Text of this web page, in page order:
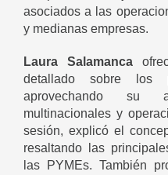
asociados a las
y medianas empresas.
Laura Salamanca
detallado sobre los
aprovechando su
multinacionales y
sesión, explicó el
resaltando las
las PYMEs. También